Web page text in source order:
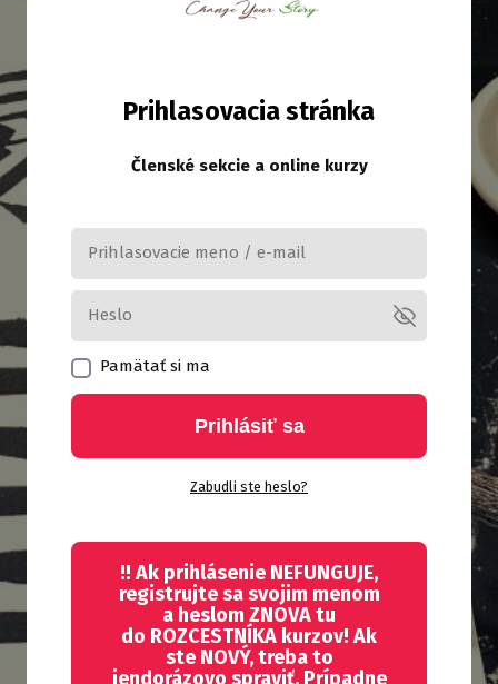
Prihlasovacia stránka
Členské sekcie a online kurzy
Pamätať si ma
Prihlásiť sa
Zabudli ste heslo?
!! Ak prihlásenie NEFUNGUJE,
registrujte sa svojim menom
a heslom ZNOVA tu
do ROZCESTNÍKA kurzov! Ak
ste NOVÝ, treba to
jendorázovo spraviť. Prípadne